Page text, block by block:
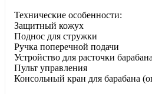
Технические особенности:
Защитный кожух
Поднос для стружки
Ручка поперечной подачи
Устройство для расточки
Пульт управления
Консольный кран для барабана